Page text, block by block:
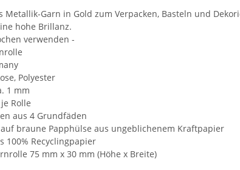
Metallik-Garn in Gold zum Verpacken, Basteln und
hohe Brillanz.
verwenden -
Polyester
1 mm
Rolle
aus 4 Grundfäden
braune Papphülse aus ungeblichenem Kraftpapier
100% Recyclingpapier
75 mm x 30 mm (Höhe x Breite)